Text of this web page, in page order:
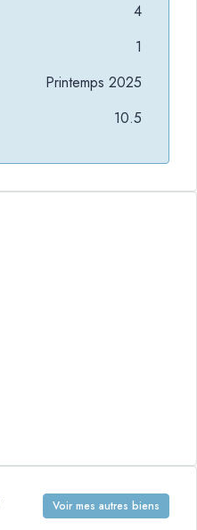
4
1
Printemps 2025
10.5
Voir mes autres biens